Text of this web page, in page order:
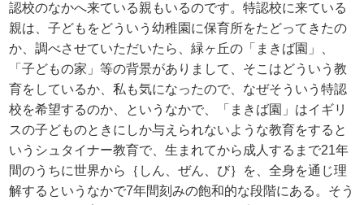
認校のなかへ来ている親もいるのです。特認校に来ている
親は、子どもをどういう幼稚園に保育所をたどってきたの
か、調べさせていただいたら、緑ヶ丘の「まきば園」、
「子どもの家」等の背景がありまして、そこはどういう教
育をしているか、私も気になったので、なぜそういう特認
校を希望するのか、というなかで、「まきば園」はイギリ
スの子どものときにしか与えられないような教育をすると
いうシュタイナー教育で、生まれてから成人するまで21年
間のうちに世界から｛しん、ぜん、び｝を、全身を通じ理
解するというなかで7年間刻みの飽和的な段階にある。そう